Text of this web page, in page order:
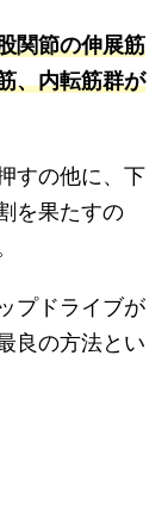
関節の伸展筋
、内転筋群が
すの他に、下
を果たすの
プドライブが
良の方法とい